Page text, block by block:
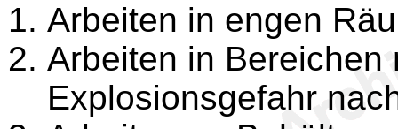
Arbeiten in engen
Arbeiten in Bereichen
Explosionsgefahr